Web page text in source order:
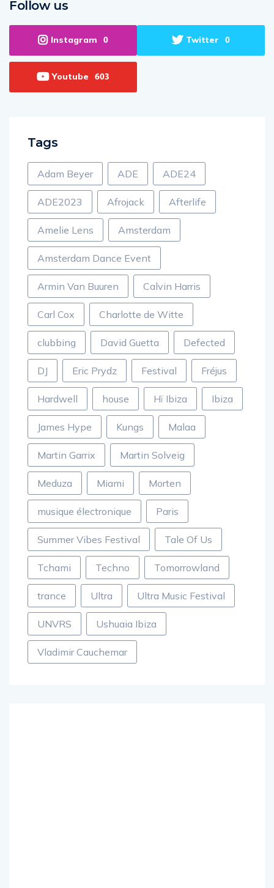
Instagram 0 Twitter 0
Youtube 603
Adam Beyer ADE ADE24
ADE2023 Afrojack Afterlife
Amelie Lens Amsterdam
Amsterdam Dance Event
Armin Van Buuren Calvin Harris
Carl Cox Charlotte de Witte
clubbing David Guetta Defected
DJ Eric Prydz Festival Fréjus
Hardwell house Hï Ibiza Ibiza
James Hype Kungs Malaa
Martin Garrix Martin Solveig
Meduza Miami Morten
musique électronique Paris
Summer Vibes Festival Tale Of Us
Tchami Techno Tomorrowland
trance Ultra Ultra Music Festival
UNVRS Ushuaia Ibiza
Vladimir Cauchemar